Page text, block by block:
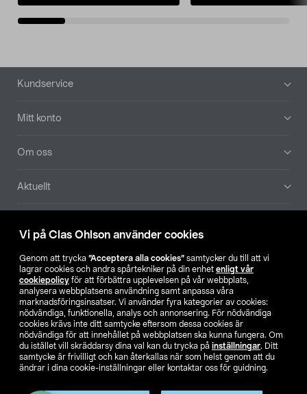
Vi på Clas Ohlson använder cookies
Genom att trycka ”Acceptera alla cookies” samtycker du till att vi
lagrar cookies och andra spårtekniker på din enhet enligt vår
cookiepolicy för att förbättra upplevelsen på vår webbplats,
analysera webbplatsens användning samt anpassa våra
marknadsföringsinsatser. Vi använder fyra kategorier av cookies:
nödvändiga, funktionella, analys och annonsering. För nödvändiga
cookies krävs inte ditt samtycke eftersom dessa cookies är
nödvändiga för att innehållet på webbplatsen ska kunna fungera. Om
du istället vill skräddarsy dina val kan du trycka på inställningar. Ditt
samtycke är frivilligt och kan återkallas när som helst genom att du
ändrar i dina cookie-inställningar eller kontaktar oss för guidning.
Sidfot
Kundservice
Mitt konto
Om oss
Aktuellt
Hitta butik
SE NO FI